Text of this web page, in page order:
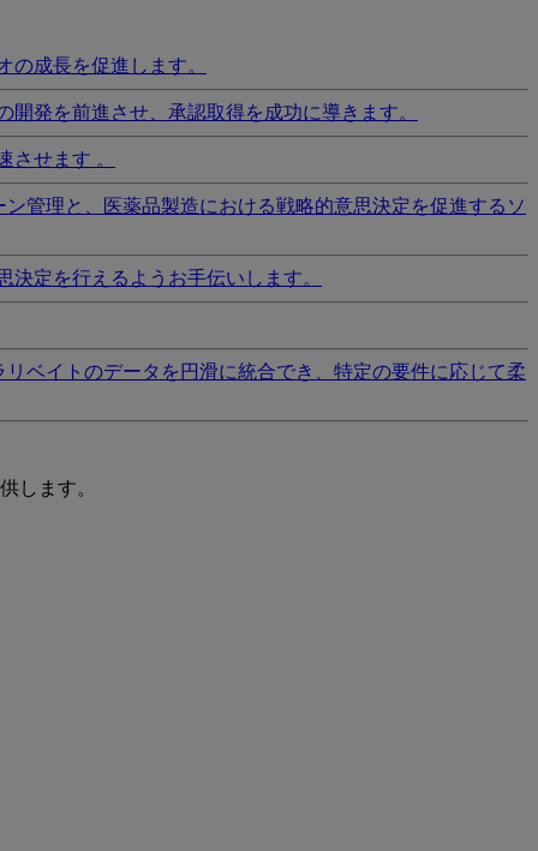
成長を促進します。
発を前進させ、承認取得を成功に導きます。
せます 。
管理と、医薬品製造における戦略的意思決定を促進するソ
定を行えるようお手伝いします。
ベイトのデータを円滑に統合でき、特定の要件に応じて柔
します。